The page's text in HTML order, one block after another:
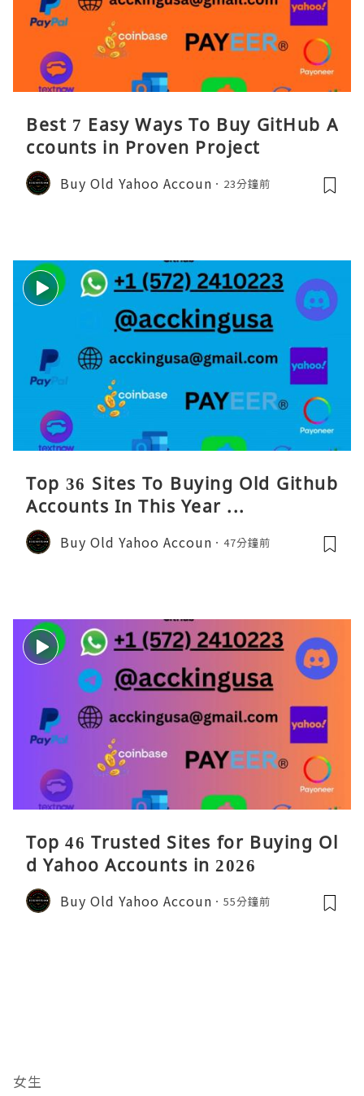
Best 7 Easy Ways To Buy GitHub A
ccounts in Proven Project
Buy Old Yahoo Accoun 23分鐘前
Top 36 Sites To Buying Old Github
Accounts In This Year ...
Buy Old Yahoo Accoun 47分鐘前
Top 46 Trusted Sites for Buying Ol
d Yahoo Accounts in 2026
Buy Old Yahoo Accoun 55分鐘前
女生